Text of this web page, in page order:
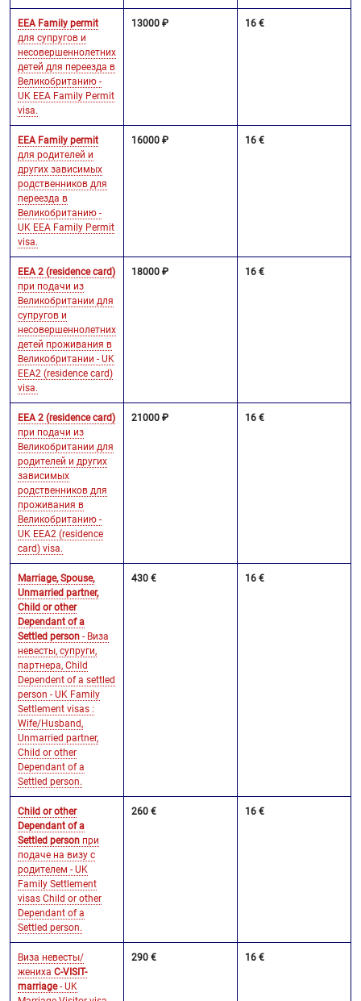
EEA Family permit
для супругов и
несовершеннолетних
детей для переезда в
Великобританию -
UK EEA Family Permit
visa.
13000 ₽ 16 €
EEA Family permit
для родителей и
других зависимых
родственников для
переезда в
Великобританию -
UK EEA Family Permit
visa.
16000 ₽ 16 €
EEA 2 (residence card)
при подачи из
Великобритании для
супругов и
несовершеннолетних
детей проживания в
Великобритании - UK
EEA2 (residence card)
visa.
18000 ₽ 16 €
EEA 2 (residence card)
при подачи из
Великобритании для
родителей и других
зависимых
родственников для
проживания в
Великобританию -
UK EEA2 (residence
card) visa.
21000 ₽ 16 €
Marriage, Spouse,
Unmarried partner,
Child or other
Dependant of a
Settled person - Виза
невесты, супруги,
партнера, Child
Dependent of a settled
person - UK Family
Settlement visas :
Wife/Husband,
Unmarried partner,
Child or other
Dependant of a
Settled person.
430 € 16 €
Child or other
Dependant of a
Settled person при
подаче на визу с
родителем - UK
Family Settlement
visas Child or other
Dependant of a
Settled person.
260 € 16 €
Виза невесты/
жениха C-VISIT-
marriage- UK
290 € 16 €